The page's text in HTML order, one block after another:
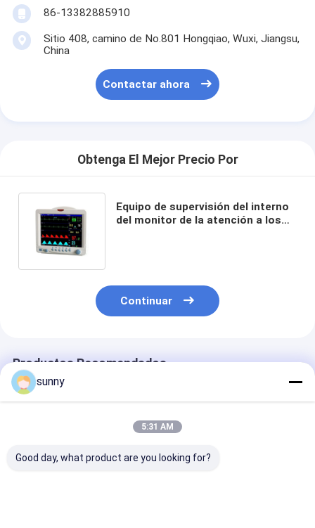
86-13382885910
Sitio 408, camino de No.801 Hongqiao, Wuxi, Jiangsu,
China
Contactar ahora
Obtenga El Mejor Precio Por
Equipo de supervisión del interno
del monitor de la atención a los
Continuar
Productos Recomendados
sunny
5:31 AM
Good day, what product are you looking for?